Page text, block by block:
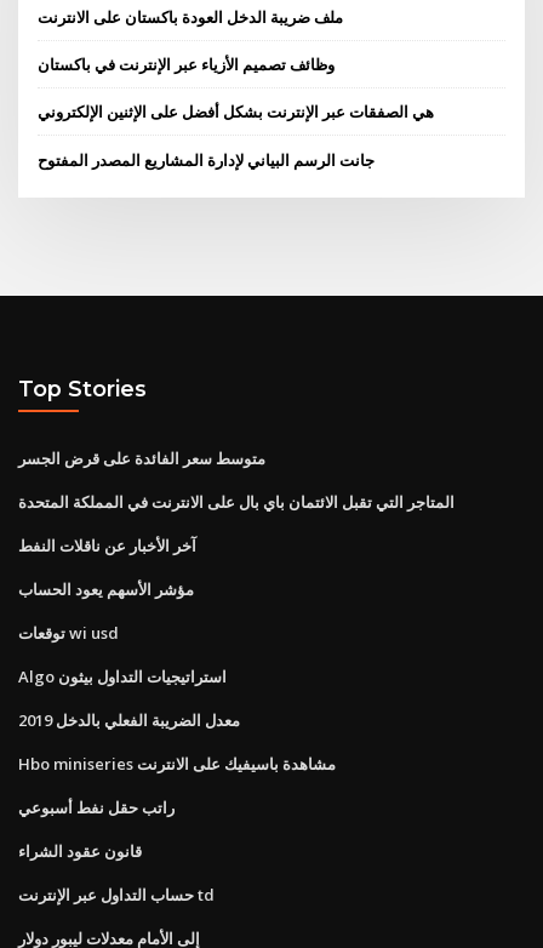
ملف ضريبة الدخل العودة باكستان على الانترنت
وظائف تصميم الأزياء عبر الإنترنت في باكستان
هي الصفقات عبر الإنترنت بشكل أفضل على الإثنين الإلكتروني
جانت الرسم البياني لإدارة المشاريع المصدر المفتوح
Top Stories
متوسط ​​سعر الفائدة على قرض الجسر
المتاجر التي تقبل الائتمان باي بال على الانترنت في المملكة المتحدة
آخر الأخبار عن ناقلات النفط
مؤشر الأسهم يعود الحساب
توقعات wi usd
Algo استراتيجيات التداول بيثون
معدل الضريبة الفعلي بالدخل 2019
Hbo miniseries مشاهدة باسيفيك على الانترنت
راتب حقل نفط أسبوعي
قانون عقود الشراء
حساب التداول عبر الإنترنت td
إلى الأمام معدلات ليبور دولار